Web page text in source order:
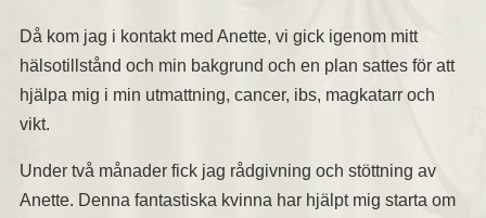
Då kom jag i kontakt med Anette, vi gick igenom mitt
hälsotillstånd och min bakgrund och en plan sattes för att
hjälpa mig i min utmattning, cancer, ibs, magkatarr och
vikt.
Under två månader fick jag rådgivning och stöttning av
Anette. Denna fantastiska kvinna har hjälpt mig starta om